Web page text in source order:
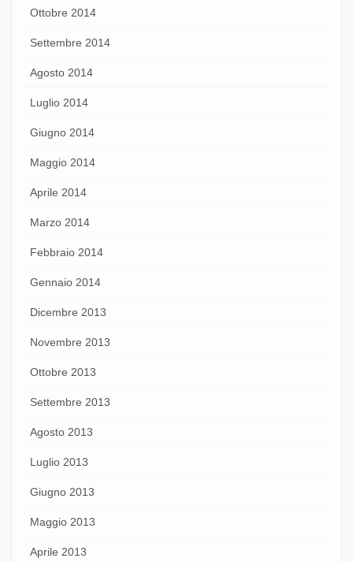
Ottobre 2014
Settembre 2014
Agosto 2014
Luglio 2014
Giugno 2014
Maggio 2014
Aprile 2014
Marzo 2014
Febbraio 2014
Gennaio 2014
Dicembre 2013
Novembre 2013
Ottobre 2013
Settembre 2013
Agosto 2013
Luglio 2013
Giugno 2013
Maggio 2013
Aprile 2013